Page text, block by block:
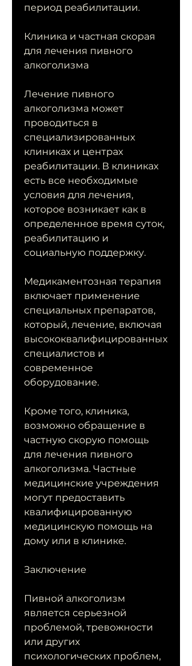
период реабилитации.
Клиника и частная скорая
для лечения пивного
алкоголизма
Лечение пивного
алкоголизма может
проводиться в
специализированных
клиниках и центрах
реабилитации. В клиниках
есть все необходимые
условия для лечения,
которое возникает как в
определенное время суток,
реабилитацию и
социальную поддержку.
Медикаментозная терапия
включает применение
специальных препаратов,
который, лечение, включая
высококвалифицированных
специалистов и
современное
оборудование.
Кроме того, клиника,
возможно обращение в
частную скорую помощь
для лечения пивного
алкоголизма. Частные
медицинские учреждения
могут предоставить
квалифицированную
медицинскую помощь на
дому или в клинике.
Заключение
Пивной алкоголизм
является серьезной
проблемой, тревожности
или других
психологических проблем,